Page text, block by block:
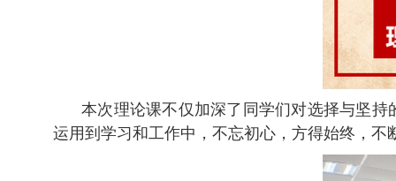
本次理论课不仅加深了同学们对选择与坚
运用到学习和工作中，不忘初心，方得始终， 不